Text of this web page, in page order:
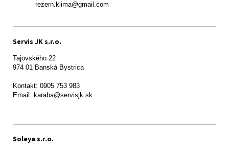
           rezern.klima@gmail.com
Servis JK s.r.o.
Tajovského 22
974 01 Banská Bystrica
Kontakt: 0905 753 983
Email: karaba@servisjk.sk
Soleya s.r.o.